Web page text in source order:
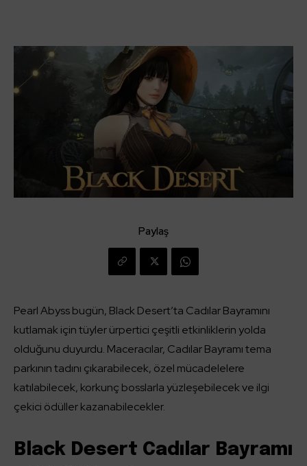
Paylaş
Pearl Abyss bugün, Black Desert’ta Cadılar Bayramını
kutlamak için tüyler ürpertici çeşitli etkinliklerin yolda
olduğunu duyurdu. Maceracılar, Cadılar Bayramı tema
parkının tadını çıkarabilecek, özel mücadelelere
katılabilecek, korkunç bosslarla yüzleşebilecek ve ilgi
çekici ödüller kazanabilecekler.
Black Desert Cadılar Bayramı